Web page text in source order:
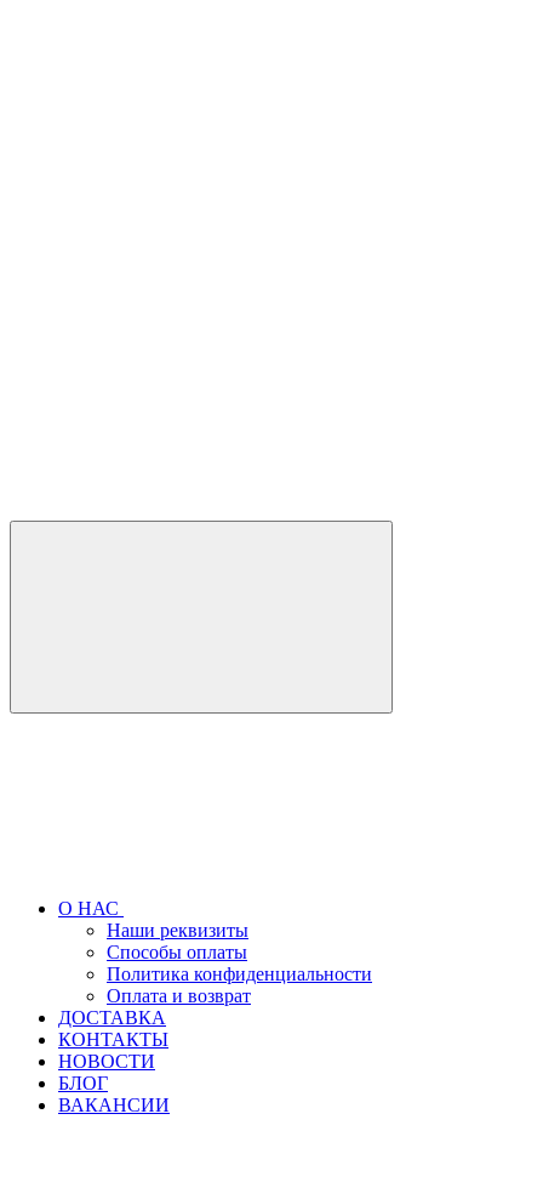
О НАС
Наши реквизиты
Способы оплаты
Политика конфиденциальности
Оплата и возврат
ДОСТАВКА
КОНТАКТЫ
НОВОСТИ
БЛОГ
ВАКАНСИИ